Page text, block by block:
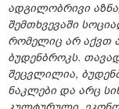
ადგილობრივი
შემთხვევაში
რომელიც არ აქვთ
ბუდენბროკს.
შეცვლილია,
ნაკლები და არც